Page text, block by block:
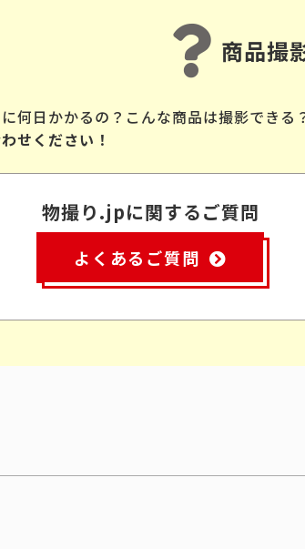
商品撮
何日かかるの？こんな商品は撮影でき
せください！
物撮り.jpに関するご質問
よくあるご質問